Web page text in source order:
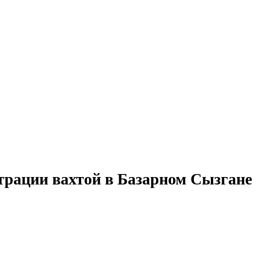
вахтой в Базарном Сызгане